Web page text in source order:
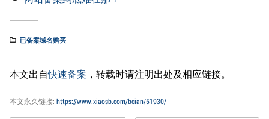
已备案域名购买
本文出自快速备案 ，转载时请注明出处及相应链接。
本文永久链接: https://www.xiaosb.com/beian/51930/